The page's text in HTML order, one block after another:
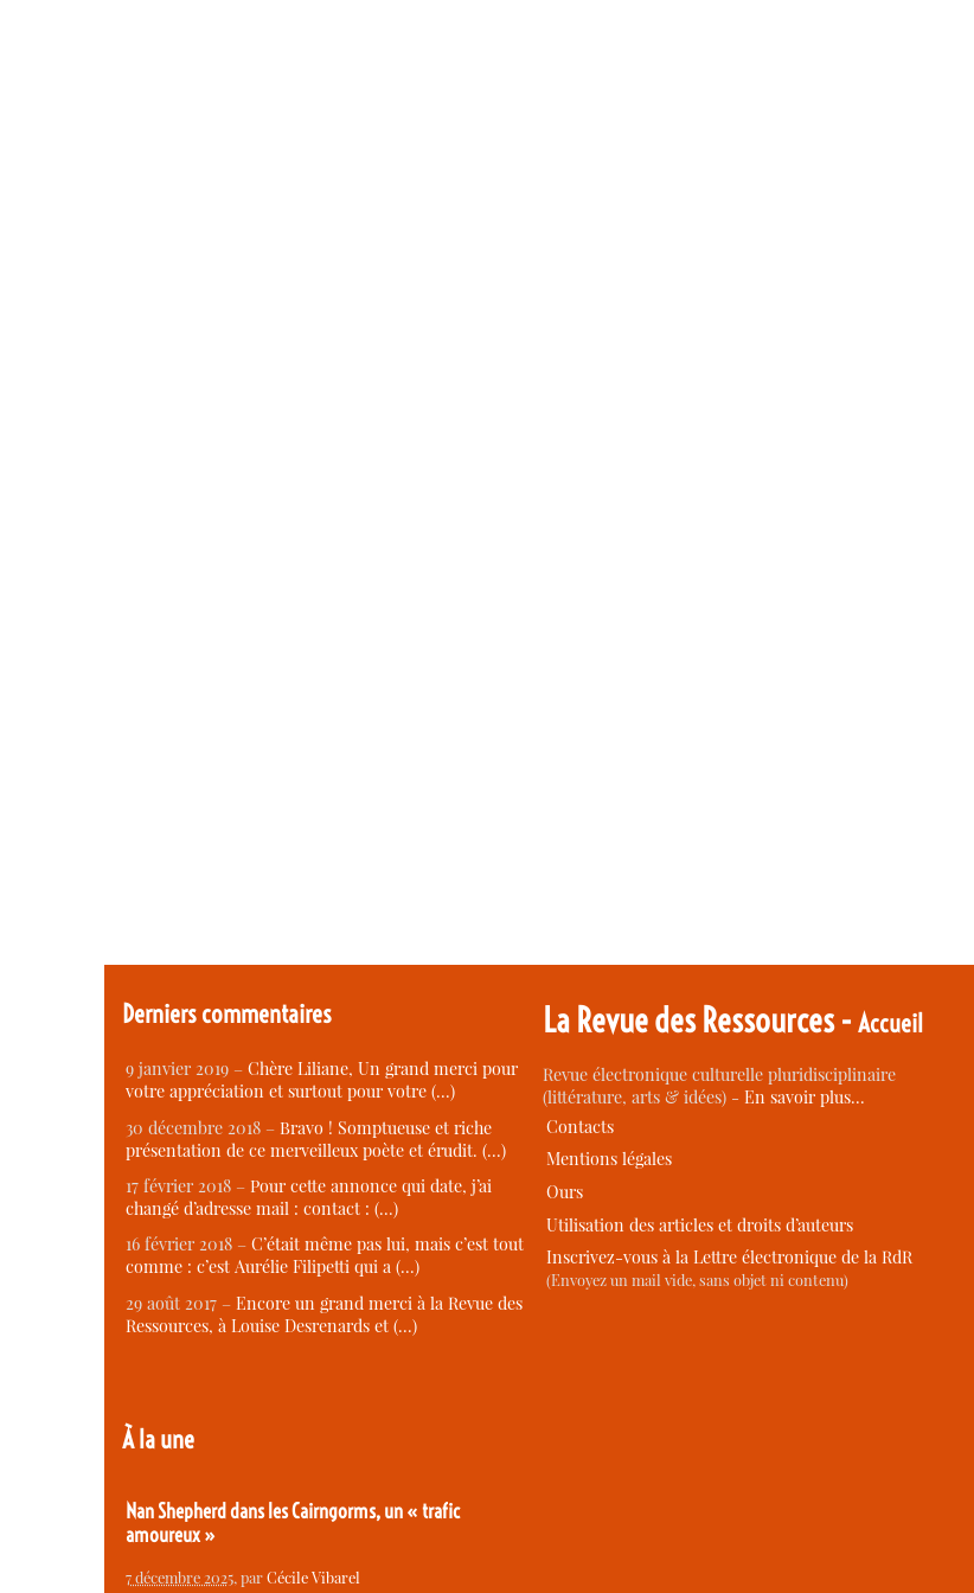
Derniers commentaires
9 janvier 2019 – Chère Liliane, Un grand merci pour
votre appréciation et surtout pour votre (…)
30 décembre 2018 – Bravo ! Somptueuse et riche
présentation de ce merveilleux poète et érudit. (…)
17 février 2018 – Pour cette annonce qui date, j’ai
changé d’adresse mail : contact : (…)
16 février 2018 – C’était même pas lui, mais c’est tout
comme : c’est Aurélie Filipetti qui a (…)
29 août 2017 – Encore un grand merci à la Revue des
Ressources, à Louise Desrenards et (…)
À la une
Nan Shepherd dans les Cairngorms, un « trafic
amoureux »
7 décembre 2025, parCécile Vibarel
La Revue des Ressources -Accueil
Revue électronique culturelle pluridisciplinaire
(littérature, arts & idées) -En savoir plus…
Contacts
Mentions légales
Ours
Utilisation des articles et droits d’auteurs
Inscrivez-vous à la Lettre électronique de la RdR
(Envoyez un mail vide, sans objet ni contenu)